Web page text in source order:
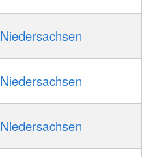
Niedersachsen
Niedersachsen
Niedersachsen